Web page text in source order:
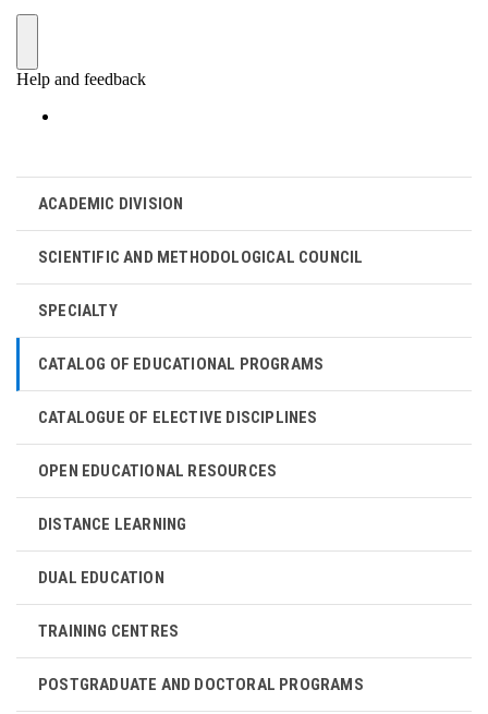
ACADEMIC DIVISION
SCIENTIFIC AND METHODOLOGICAL COUNCIL
SPECIALTY
CATALOG OF EDUCATIONAL PROGRAMS
CATALOGUE OF ELECTIVE DISCIPLINES
OPEN EDUCATIONAL RESOURCES
DISTANCE LEARNING
DUAL EDUCATION
TRAINING CENTRES
POSTGRADUATE AND DOCTORAL PROGRAMS